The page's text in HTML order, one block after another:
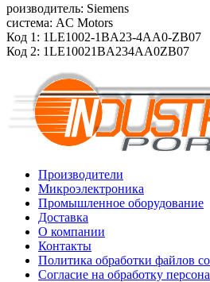
роизводитель: Siemens
система: AC Motors
Код 1: 1LE1002-1BA23-4AA0-ZB07
Код 2: 1LE10021BA234AA0ZB07
Производители
Микроэлектроника
Промышленное оборудование
Доставка
О компании
Контакты
Политика обработки файлов
Согласие на обработку